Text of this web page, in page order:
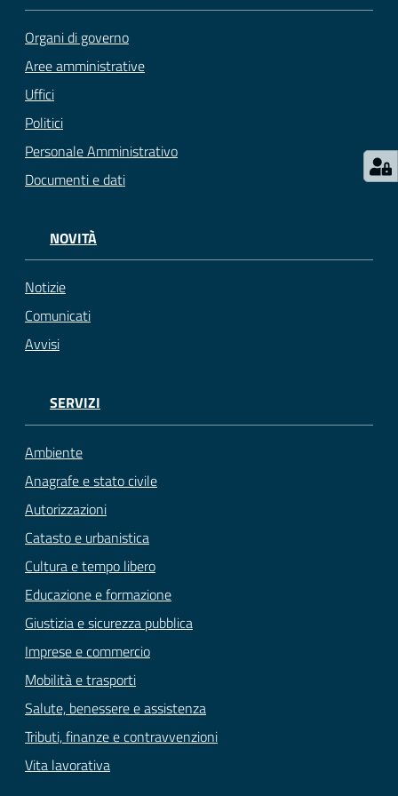
Organi di governo
Aree amministrative
Uffici
Politici
Personale Amministrativo
Documenti e dati
NOVITÀ
Notizie
Comunicati
Avvisi
SERVIZI
Ambiente
Anagrafe e stato civile
Autorizzazioni
Catasto e urbanistica
Cultura e tempo libero
Educazione e formazione
Giustizia e sicurezza pubblica
Imprese e commercio
Mobilità e trasporti
Salute, benessere e assistenza
Tributi, finanze e contravvenzioni
Vita lavorativa